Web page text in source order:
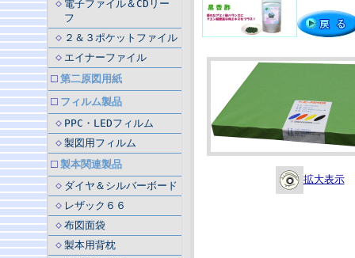
電子ファイル＆CDリー
フ
２＆３ポケットファイル
エイナーファイル
第二原図用紙
フィルム製品
PPC・LEDフィルム
製図用フィルム
製本関連製品
ダイヤ＆シルバーボード
レザック６６
布図面袋
製本用背枕
拡大表示